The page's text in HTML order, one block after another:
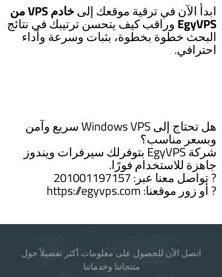
ابدأ الآن في ترقية موقعك إلى
خادم VPS من
EgyVPS وراقب كيف يتحسن ترتيبك في نتائج
البحث خطوة بخطوة، بثبات وسرعة وأداء
احترافي.
هل تحتاج إلى Windows VPS سريع وآمن
وبسعر مناسب؟
شركة EgyVPS بتوفرلك سيرفرات ويندوز
جاهزة للاستخدام فورًا.
? تواصل معنا عبر: 201001197157
? أو زور موقعنا: https://egyvps.com
اتصل الآن للحصول على معلومات أكثر تفصيلاً حول
منتجاتنا وخدماتنا.